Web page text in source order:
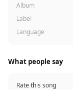
Album
Label
Language
What people say
Rate this song